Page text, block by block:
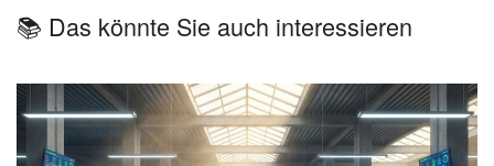
📚 Das könnte Sie auch interessieren